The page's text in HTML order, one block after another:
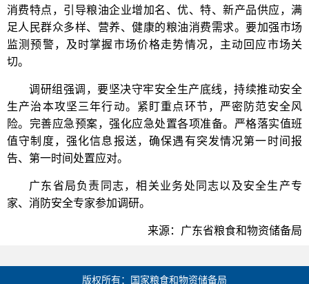
消费特点，引导粮油企业增加名、优、特、新产品供应，满
足人民群众多样、营养、健康的粮油消费需求。要加强市场
监测预警，及时掌握市场价格走势情况，主动回应市场关
切。
调研组强调，要坚决守牢安全生产底线，持续推动安全
生产治本攻坚三年行动。紧盯重点环节，严密防范安全风
险。完善应急预案，强化应急处置各项准备。严格落实值班
值守制度，强化信息报送，确保遇有突发情况第一时间报
告、第一时间处置应对。
广东省局负责同志，相关业务处同志以及安全生产专
家、消防安全专家参加调研。
来源：广东省粮食和物资储备局
版权所有：国家粮食和物资储备局